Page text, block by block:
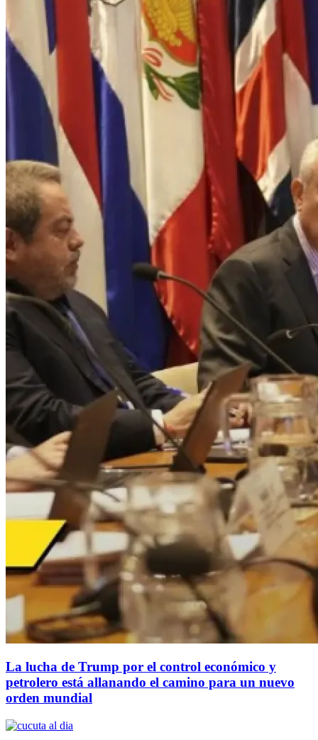
La lucha de Trump por el control económico y
petrolero está allanando el camino para un nuevo
orden mundial